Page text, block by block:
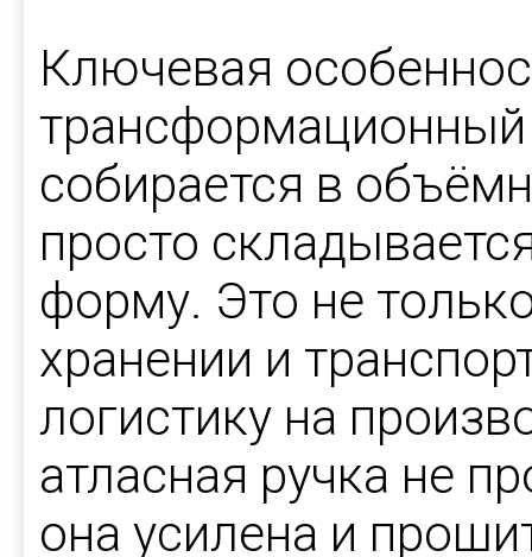
Ключевая
собирается в
просто
форму. Это не
хранении и
логистику на
атласная ручка не
она усилена и